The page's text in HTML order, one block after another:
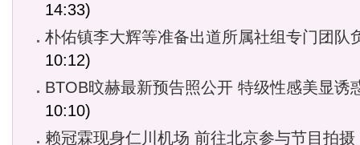
14:33)
朴佑镇李大辉等准备出道所属社组专门团队
10:12)
BTOB旼赫最新预告照公开 特级性感美显诱
10:10)
赖冠霖现身仁川机场 前往北京参与节目拍摄